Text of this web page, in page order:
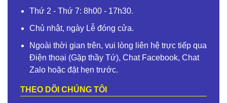
Thứ 2 - Thứ 7: 8h00 - 17h30.
Chủ nhật, ngày Lễ đóng cửa.
Ngoài thời gian trên, vui lòng liên hệ trực tiếp qua
Điện thoại (Gặp thầy Tứ), Chat Facebook, Chat
Zalo hoặc đặt hẹn trước.
THEO DÕI CHÚNG TÔI